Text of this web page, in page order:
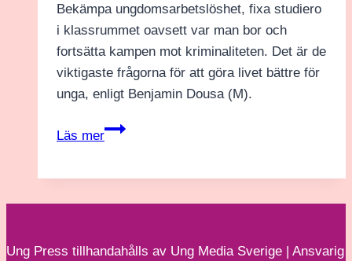
läsa
sociala
medier”
Bekämpa ungdomsarbetslöshet, fixa studiero
i klassrummet oavsett var man bor och
fortsätta kampen mot kriminaliteten. Det är de
viktigaste frågorna för att göra livet bättre för
unga, enligt Benjamin Dousa (M).
Läs mer
Benjamin
vara
Ung Press tillhandahålls av Ung Media Sverige | Ansvarig